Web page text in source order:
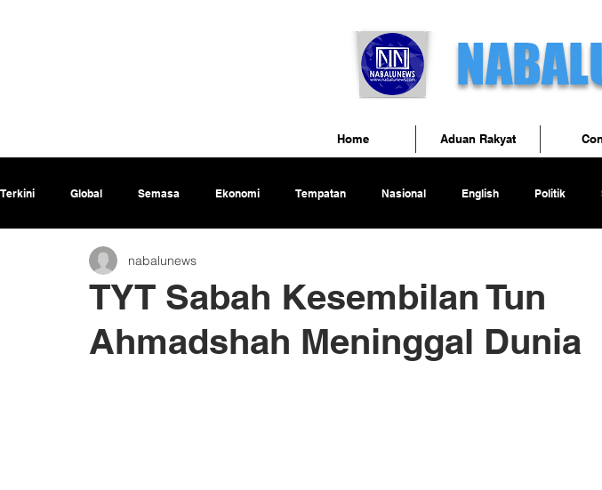
Terkini Global Semasa Ekonomi Tempatan Nasional English Politik
TYT Sabah Kesembilan Tun
Ahmadshah Meninggal Dunia
nabalunews
Home Aduan Rakyat